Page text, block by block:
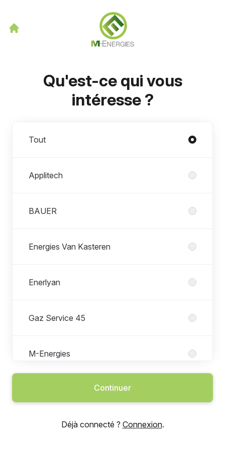
Qu'est-ce qui vous
intéresse ?
Tout
Applitech
BAUER
Energies Van Kasteren
Enerlyan
Gaz Service 45
M-Energies
M-Energies Exploitation
M-Energies Service
Continuer
Déjà connecté ? Connexion.